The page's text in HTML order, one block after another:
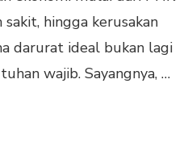
hingga kerusakan
darurat ideal bukan lagi
wajib. Sayangnya, …